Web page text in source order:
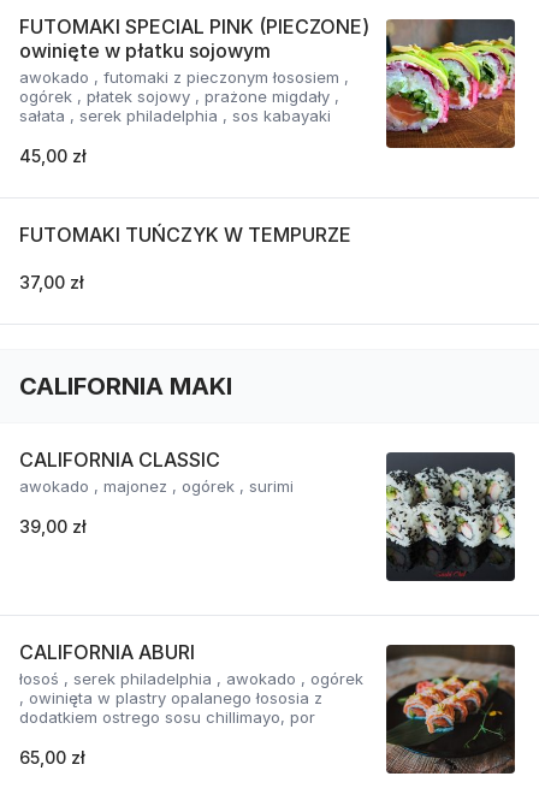
FUTOMAKI SPECIAL PINK (PIECZONE)
owinięte w płatku sojowym
awokado , futomaki z pieczonym łososiem ,
ogórek , płatek sojowy , prażone migdały ,
sałata , serek philadelphia , sos kabayaki
45,00 zł
FUTOMAKI TUŃCZYK W TEMPURZE
37,00 zł
CALIFORNIA MAKI
CALIFORNIA CLASSIC
awokado , majonez , ogórek , surimi
39,00 zł
CALIFORNIA ABURI
łosoś , serek philadelphia , awokado , ogórek
, owinięta w plastry opalanego łososia z
dodatkiem ostrego sosu chillimayo, por
65,00 zł